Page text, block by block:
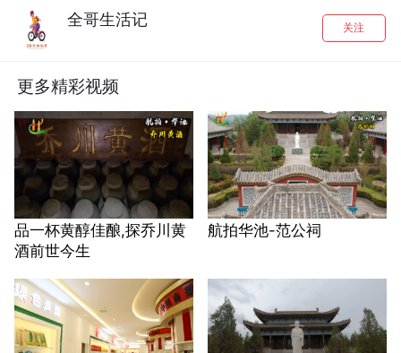
全哥生活记 关注
更多精彩视频
品一杯黄醇佳酿,探乔川黄
酒前世今生
航拍华池-范公祠